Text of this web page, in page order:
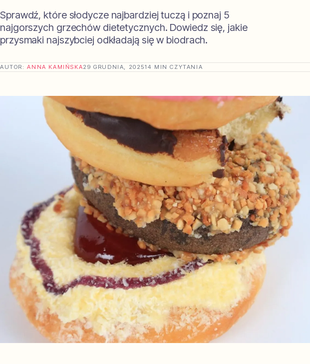
Sprawdź, które słodycze najbardziej tuczą i poznaj 5
najgorszych grzechów dietetycznych. Dowiedz się, jakie
przysmaki najszybciej odkładają się w biodrach.
AUTOR:ANNA KAMIŃSKA29 GRUDNIA, 202514 MIN CZYTANIA